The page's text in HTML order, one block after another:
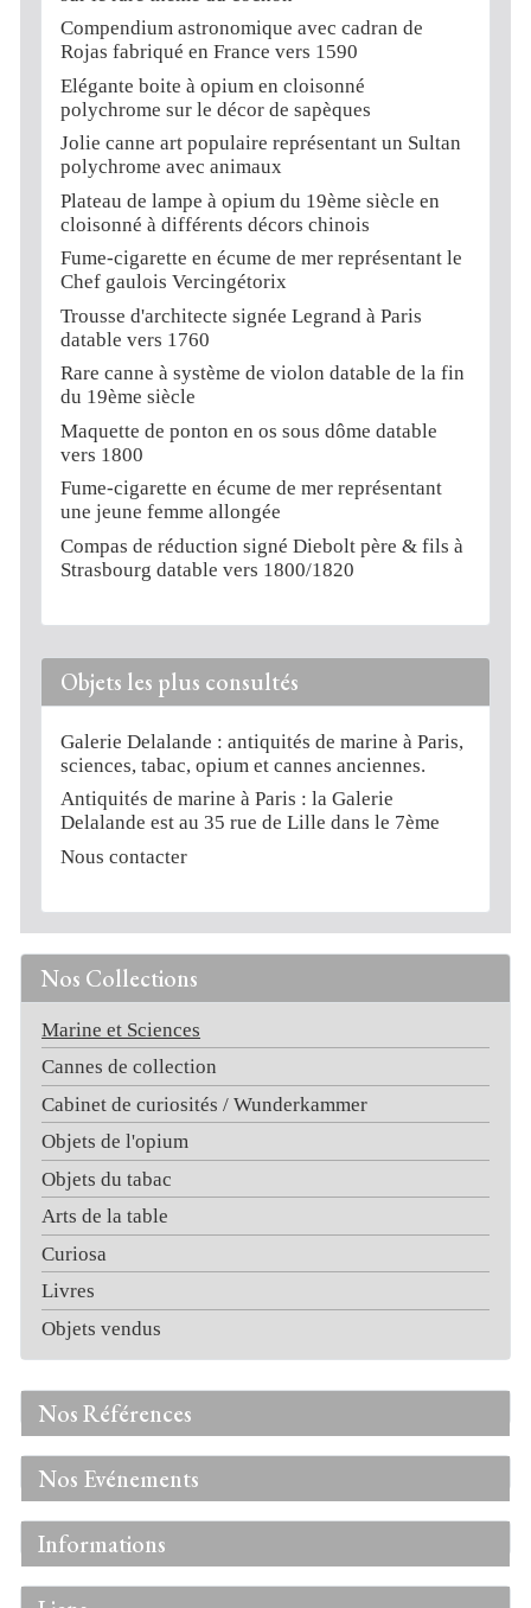
Nos Collections
Marine et Sciences
Cannes de collection
Cabinet de curiosités / Wunderkammer
Objets de l'opium
Objets du tabac
Arts de la table
Curiosa
Livres
Objets vendus
Nos Références
Nos Evénements
Informations
Compendium astronomique avec cadran de
Rojas fabriqué en France vers 1590
Elégante boite à opium en cloisonné
polychrome sur le décor de sapèques
Jolie canne art populaire représentant un Sultan
polychrome avec animaux
Plateau de lampe à opium du 19ème siècle en
cloisonné à différents décors chinois
Fume-cigarette en écume de mer représentant le
Chef gaulois Vercingétorix
Trousse d'architecte signée Legrand à Paris
datable vers 1760
Rare canne à système de violon datable de la fin
du 19ème siècle
Maquette de ponton en os sous dôme datable
vers 1800
Fume-cigarette en écume de mer représentant
une jeune femme allongée
Compas de réduction signé Diebolt père & fils à
Strasbourg datable vers 1800/1820
Objets les plus consultés
Galerie Delalande : antiquités de marine à Paris,
sciences, tabac, opium et cannes anciennes.
Antiquités de marine à Paris : la Galerie
Delalande est au 35 rue de Lille dans le 7ème
Nous contacter